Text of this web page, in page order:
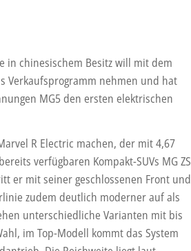
in chinesischem Besitz will mit dem
Verkaufsprogramm nehmen und hat
MG5 den ersten elektrischen
R Electric machen, der mit 4,67
verfügbaren Kompakt-SUVs MG ZS
er mit seiner geschlossenen Front und
zudem deutlich moderner auf als
unterschiedliche Varianten mit bis
im Top-Modell kommt das System